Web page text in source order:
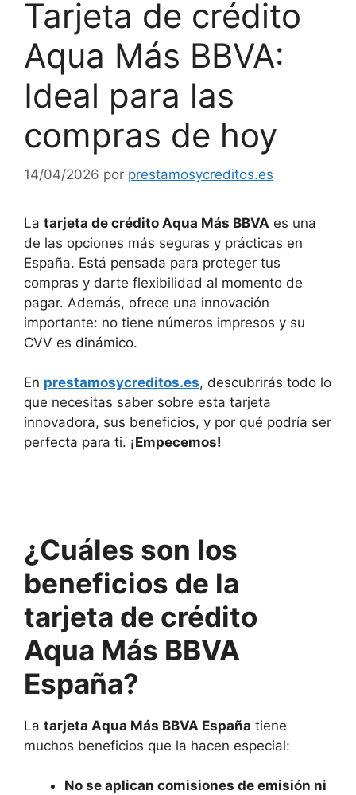
Tarjeta de crédito
Aqua Más BBVA:
Ideal para las
compras de hoy
14/04/2026 por prestamosycreditos.es
La tarjeta de crédito Aqua Más BBVA es una
de las opciones más seguras y prácticas en
España. Está pensada para proteger tus
compras y darte flexibilidad al momento de
pagar. Además, ofrece una innovación
importante: no tiene números impresos y su
CVV es dinámico.
En prestamosycreditos.es, descubrirás todo lo
que necesitas saber sobre esta tarjeta
innovadora, sus beneficios, y por qué podría ser
perfecta para ti. ¡Empecemos!
¿Cuáles son los
beneficios de la
tarjeta de crédito
Aqua Más BBVA
España?
La tarjeta Aqua Más BBVA España tiene
muchos beneficios que la hacen especial:
No se aplican comisiones de emisión ni